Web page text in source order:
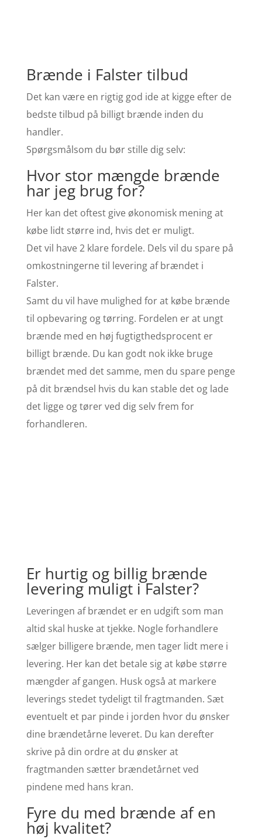
Brænde i Falster tilbud
Det kan være en rigtig god ide at kigge efter de
bedste tilbud på billigt brænde inden du
handler.
Spørgsmålsom du bør stille dig selv:
Hvor stor mængde brænde
har jeg brug for?
Her kan det oftest give økonomisk mening at
købe lidt større ind, hvis det er muligt.
Det vil have 2 klare fordele. Dels vil du spare på
omkostningerne til levering af brændet i
Falster.
Samt du vil have mulighed for at købe brænde
til opbevaring og tørring. Fordelen er at ungt
brænde med en høj fugtigthedsprocent er
billigt brænde. Du kan godt nok ikke bruge
brændet med det samme, men du spare penge
på dit brændsel hvis du kan stable det og lade
det ligge og tører ved dig selv frem for
forhandleren.
Er hurtig og billig brænde
levering muligt i Falster?
Leveringen af brændet er en udgift som man
altid skal huske at tjekke. Nogle forhandlere
sælger billigere brænde, men tager lidt mere i
levering. Her kan det betale sig at købe større
mængder af gangen. Husk også at markere
leverings stedet tydeligt til fragtmanden. Sæt
eventuelt et par pinde i jorden hvor du ønsker
dine brændetårne leveret. Du kan derefter
skrive på din ordre at du ønsker at
fragtmanden sætter brændetårnet ved
pindene med hans kran.
Fyre du med brænde af en
høj kvalitet?